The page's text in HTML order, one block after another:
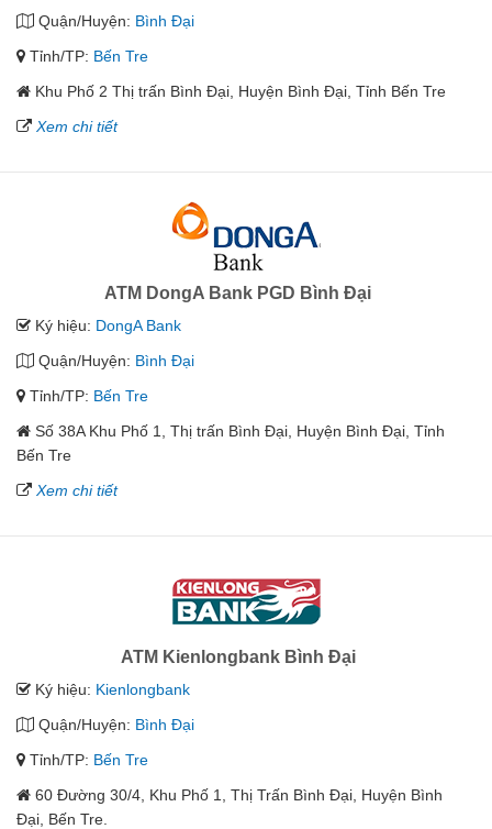
Quận/Huyện: Bình Đại
Tỉnh/TP: Bến Tre
Khu Phố 2 Thị trấn Bình Đại, Huyện Bình Đại, Tỉnh Bến Tre
Xem chi tiết
ATM DongA Bank PGD Bình Đại
Ký hiệu: DongA Bank
Quận/Huyện: Bình Đại
Tỉnh/TP: Bến Tre
Số 38A Khu Phố 1, Thị trấn Bình Đại, Huyện Bình Đại, Tỉnh
Bến Tre
Xem chi tiết
ATM Kienlongbank Bình Đại
Ký hiệu: Kienlongbank
Quận/Huyện: Bình Đại
Tỉnh/TP: Bến Tre
60 Đường 30/4, Khu Phố 1, Thị Trấn Bình Đại, Huyện Bình
Đại, Bến Tre.